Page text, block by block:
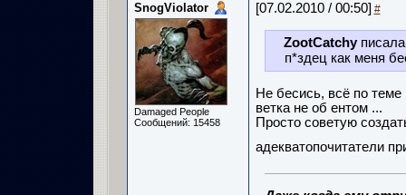
SnogViolator
Damaged People
Сообщений: 15458
[07.02.2010 / 00:50] #
ZootCatchy
п*здец как меня
Не бесись, всё по
ветка не об ентом ...
Просто советую
адекватопочитатели